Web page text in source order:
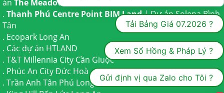
án The Meadow
. Thanh Phú Centre Point BIM Land| Dự ánSolena Bình
Tân
. Ecopark Long An
. Các dự án HTLAND
. T&T Millennia City Cần Giuộc
. Phúc An CityĐức Hoà
. Trần Anh Tân Phú Long An
Tải Bảng Giá 07.2026 ?
Xem Sổ Hồng & Pháp Lý ?
Gửi định vị qua Zalo cho Tôi ?